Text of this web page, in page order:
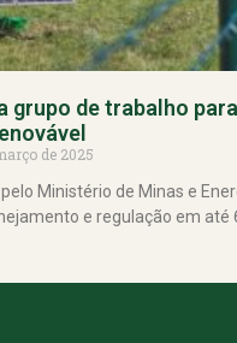
grupo de trabalho
de 2025
Ministério de Minas e
e regulação em até